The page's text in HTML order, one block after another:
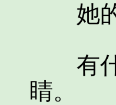
她的
有什
睛。